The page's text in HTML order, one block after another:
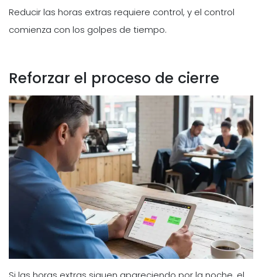
Reducir las horas extras requiere control, y el control
comienza con los golpes de tiempo.
Reforzar el proceso de cierre